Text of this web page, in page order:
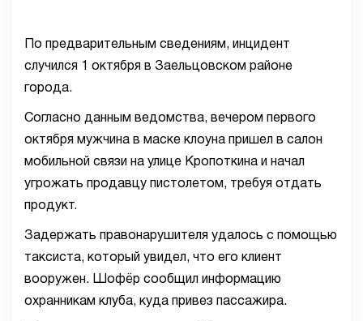
По предварительным сведениям, инцидент
случился 1 октября в Заельцовском районе
города.
Согласно данным ведомства, вечером первого
октября мужчина в маске клоуна пришел в салон
мобильной связи на улице Кропоткина и начал
угрожать продавцу пистолетом, требуя отдать
продукт.
Задержать правонарушителя удалось с помощью
таксиста, который увидел, что его клиент
вооружен. Шофёр сообщил информацию
охранникам клуба, куда привез пассажира.